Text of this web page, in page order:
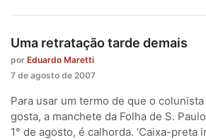
Uma retratação tarde demais
por Eduardo Maretti
7 de agosto de 2007
Para usar um termo de que o
gosta, a manchete da Folha de S.
1° de agosto, é calhorda. ‘Caixa-preta